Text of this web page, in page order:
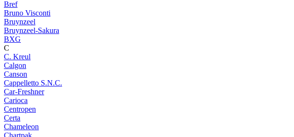
Bref
Bruno Visconti
Bruynzeel
Bruynzeel-Sakura
BXG
C
C. Kreul
Calgon
Canson
Cappelletto S.N.C.
Car-Freshner
Carioca
Centropen
Certa
Chameleon
Chartpak